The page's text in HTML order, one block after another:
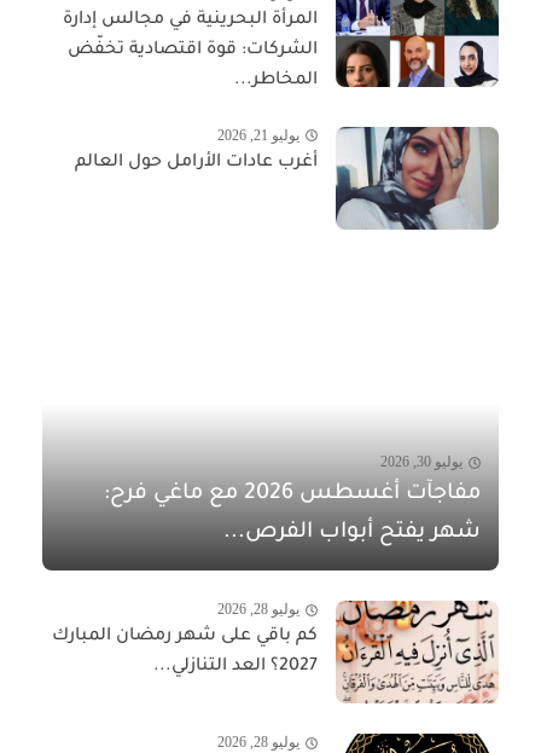
المرأة البحرينية في مجالس إدارة
الشركات: قوة اقتصادية تخفّض
المخاطر...
يوليو 21, 2026
أغرب عادات الأرامل حول العالم
يوليو 30, 2026
مفاجآت أغسطس 2026 مع ماغي فرح:
شهر يفتح أبواب الفرص...
يوليو 28, 2026
كم باقي على شهر رمضان المبارك
2027؟ العد التنازلي...
يوليو 28, 2026